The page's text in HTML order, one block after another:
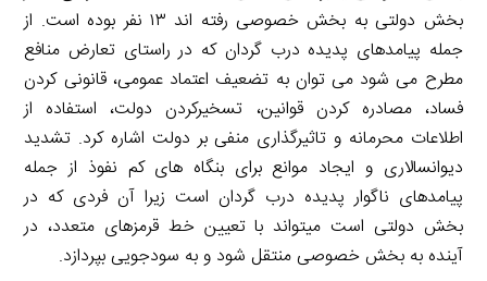
بخش دولتی به بخش خصوصی رفته اند ۱۳ نفر بوده است. از
جمله پیامدهای پدیده درب گردان که در راستای تعارض منافع
مطرح می شود می توان به تضعیف اعتماد عمومی، قانونی کردن
فساد، مصادره کردن قوانین، تسخیرکردن دولت، استفاده از
اطلاعات محرمانه و تاثیرگذاری منفی بر دولت اشاره کرد. تشدید
دیوانسالاری و ایجاد موانع برای بنگاه های کم نفوذ از جمله
پیامدهای ناگوار پدیده درب گردان است زیرا آن فردی که در
بخش دولتی است میتواند با تعیین خط قرمزهای متعدد، در
آینده به بخش خصوصی منتقل شود و به سودجویی بپردازد.